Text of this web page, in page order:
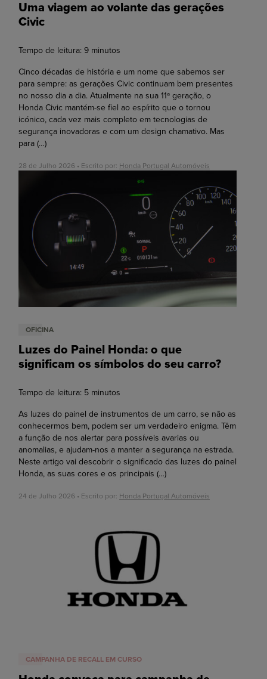
Uma viagem ao volante das gerações
Civic
Tempo de leitura: 9 minutos
Cinco décadas de história e um nome que sabemos ser
para sempre: as gerações Civic continuam bem presentes
no nosso dia a dia. Atualmente na sua 11ª geração, o
Honda Civic mantém-se fiel ao espírito que o tornou
icónico, cada vez mais completo em tecnologias de
segurança inovadoras e com um design chamativo. Mas
para (…)
28 de Julho 2026 • Escrito por: Honda Portugal Automóveis
OFICINA
Luzes do Painel Honda: o que
significam os símbolos do seu carro?
Tempo de leitura: 5 minutos
As luzes do painel de instrumentos de um carro, se não as
conhecermos bem, podem ser um verdadeiro enigma. Têm
a função de nos alertar para possíveis avarias ou
anomalias, e ajudam-nos a manter a segurança na estrada.
Neste artigo vai descobrir o significado das luzes do painel
Honda, as suas cores e os principais (…)
24 de Julho 2026 • Escrito por: Honda Portugal Automóveis
CAMPANHA DE RECALL EM CURSO